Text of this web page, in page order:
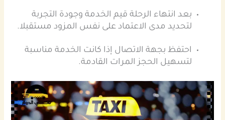
بعد انتهاء الرحلة قيم الخدمة وجودة التجربة
لتحديد مدى الاعتماد على نفس المزود مستقبلا.
احتفظ بجهة الاتصال إذا كانت الخدمة مناسبة
لتسهيل الحجز المرات القادمة.